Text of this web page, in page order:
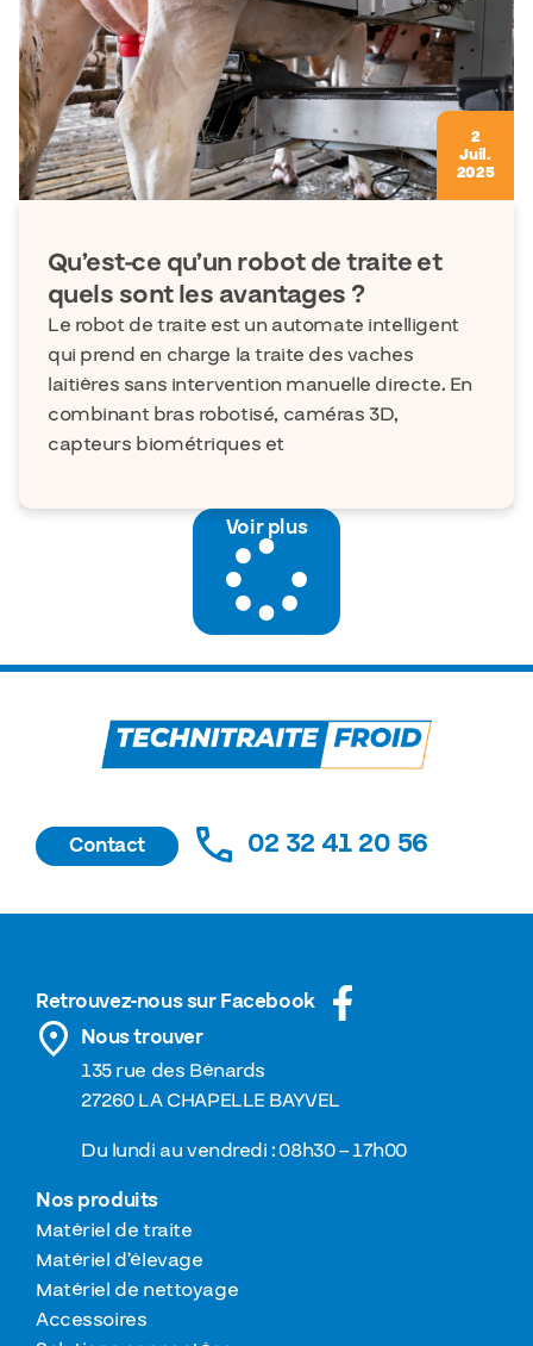
2
Juil.
2025
Qu’est-ce qu’un robot de traite et
quels sont les avantages ?
Le robot de traite est un automate intelligent
qui prend en charge la traite des vaches
laitières sans intervention manuelle directe. En
combinant bras robotisé, caméras 3D,
capteurs biométriques et
Voir plus
Contact 02 32 41 20 56
Nos produits
Matériel de traite
Matériel d’élevage
Matériel de nettoyage
Accessoires
Retrouvez-nous sur Facebook
Nous trouver
135 rue des Bénards
27260 LA CHAPELLE BAYVEL
Du lundi au vendredi : 08h30 – 17h00